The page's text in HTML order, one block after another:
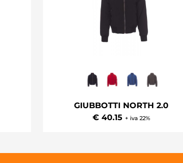
GIUBBOTTI NORTH 2.0
€ 40.15 + iva 22%